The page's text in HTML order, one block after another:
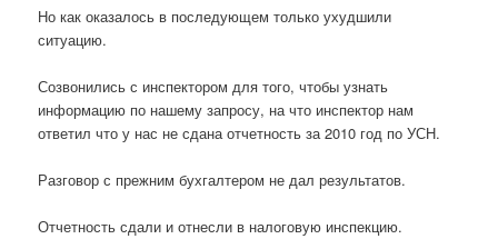
Но как оказалось в последующем только ухудшили
ситуацию.
Созвонились с инспектором для того, чтобы узнать
информацию по нашему запросу, на что инспектор нам
ответил что у нас не сдана отчетность за 2010 год по УСН.
Разговор с прежним бухгалтером не дал результатов.
Отчетность сдали и отнесли в налоговую инспекцию.